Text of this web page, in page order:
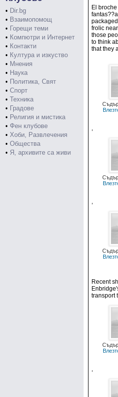
• Dir.bg
• Взаимопомощ
• Горещи теми
• Компютри и Интернет
• Контакти
• Култура и изкуство
• Мнения
• Наука
• Политика, Свят
• Спорт
• Техника
• Градове
• Религия и мистика
• Фен клубове
• Хоби, Развлечения
• Общества
• Я, архивите са живи
El
frolic
those
to think
that they
,
,
Recent
transport
,